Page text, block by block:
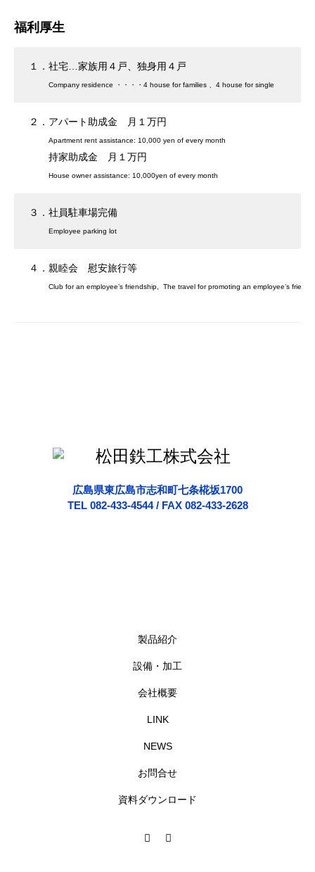
福利厚生
１．社宅…家族用４戸、独身用４戸
Company residence ・・・・4 house for families 、4 house for single
２．アパート助成金 月１万円
Apartment rent assistance: 10,000 yen of every month
持家助成金 月１万円
House owner assistance: 10,000yen of every month
３．社員駐車場完備
Employee parking lot
４．親睦会 慰安旅行等
Club for an employee’s friendship, The travel for promoting an employee’s
広島県東広島市志和町七条椛坂1700
TEL 082-433-4544 / FAX 082-433-2628
製品紹介
設備・加工
会社概要
LINK
NEWS
お問合せ
資料ダウンロード